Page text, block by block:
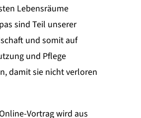
Lebensräume
sind Teil unserer
und somit auf
und Pflege
damit sie nicht verloren
Vortrag wird aus